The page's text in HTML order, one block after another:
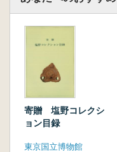
寄贈 塩野コレクシ
ョン目録
東京国立博物館